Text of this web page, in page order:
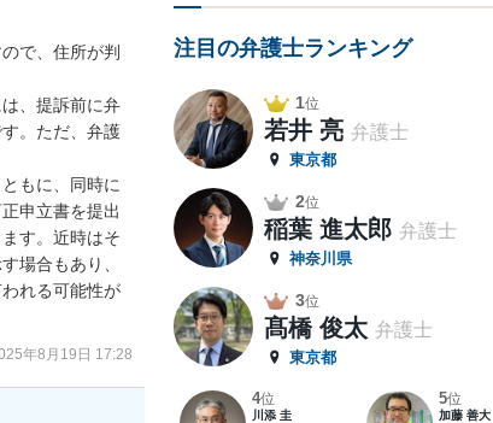
で、住所が判
、提訴前に弁
。ただ、弁護
もに、同時に
申立書を提出
す。近時はそ
場合もあり、
れる可能性が
年8月19日 17:28
注目の弁護士ランキング
1位
若井 亮 弁護士
東京都
2位
稲葉 進太郎 弁護士
神奈川県
3位
髙橋 俊太 弁護士
東京都
4位
川添 圭
5位
加藤 善大